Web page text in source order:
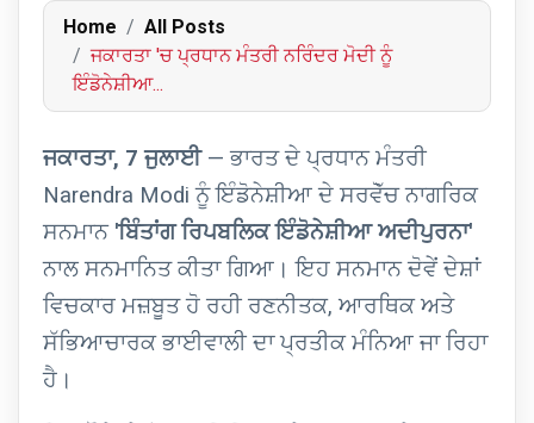
Home
All Posts
ਜਕਾਰਤਾ 'ਚ ਪ੍ਰਧਾਨ ਮੰਤਰੀ ਨਰਿੰਦਰ ਮੋਦੀ ਨੂੰ
ਇੰਡੋਨੇਸ਼ੀਆ...
ਜਕਾਰਤਾ, 7 ਜੁਲਾਈ— ਭਾਰਤ ਦੇ ਪ੍ਰਧਾਨ ਮੰਤਰੀ
Narendra Modi ਨੂੰ ਇੰਡੋਨੇਸ਼ੀਆ ਦੇ ਸਰਵੋੱਚ ਨਾਗਰਿਕ
ਸਨਮਾਨ 'ਬਿੰਤਾਂਗ ਰਿਪਬਲਿਕ ਇੰਡੋਨੇਸ਼ੀਆ ਅਦੀਪੁਰਨਾ'
ਨਾਲ ਸਨਮਾਨਿਤ ਕੀਤਾ ਗਿਆ। ਇਹ ਸਨਮਾਨ ਦੋਵੇਂ ਦੇਸ਼ਾਂ
ਵਿਚਕਾਰ ਮਜ਼ਬੂਤ ਹੋ ਰਹੀ ਰਣਨੀਤਕ, ਆਰਥਿਕ ਅਤੇ
ਸੱਭਿਆਚਾਰਕ ਭਾਈਵਾਲੀ ਦਾ ਪ੍ਰਤੀਕ ਮੰਨਿਆ ਜਾ ਰਿਹਾ
ਹੈ।